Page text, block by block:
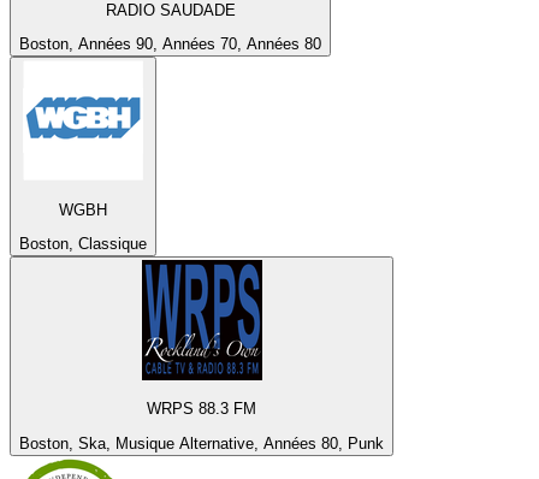
RADIO SAUDADE
Boston, Années 90, Années 70, Années 80
WGBH
Boston, Classique
WRPS 88.3 FM
Boston, Ska, Musique Alternative, Années 80, Punk